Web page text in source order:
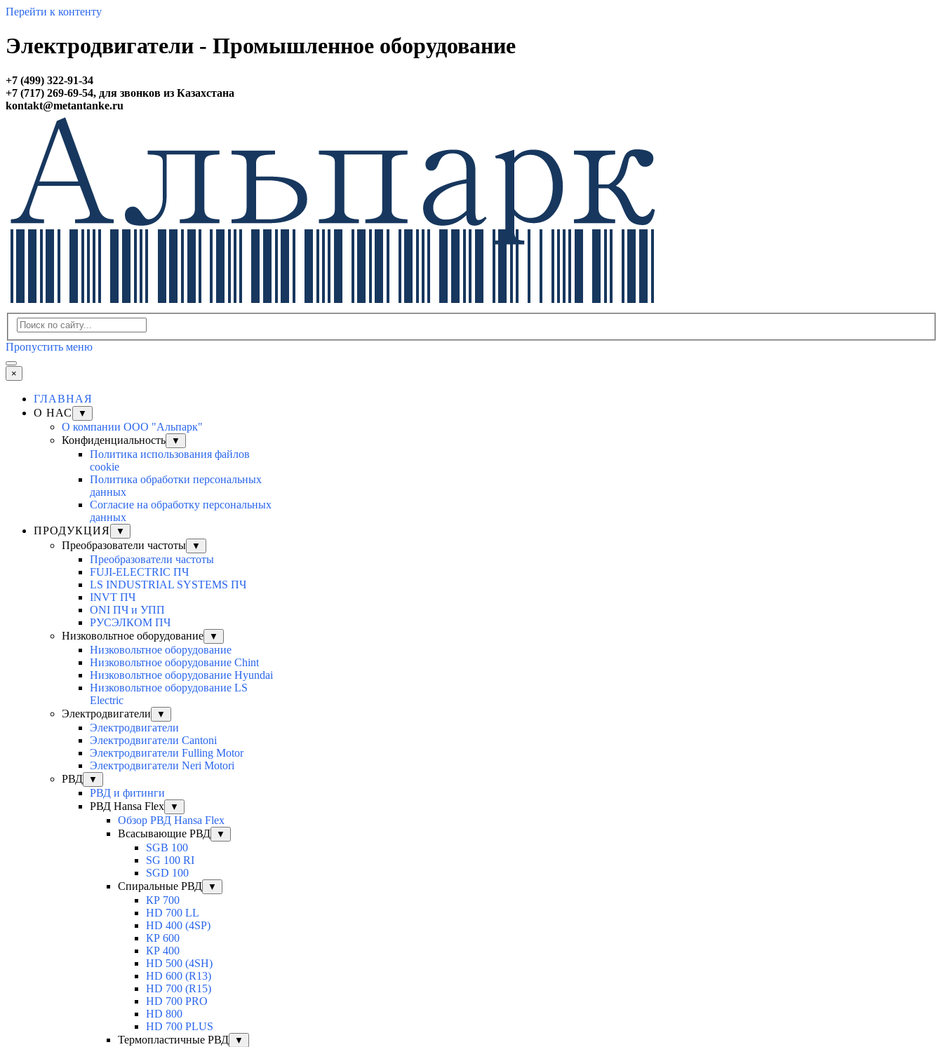
Перейти к контенту
Электродвигатели - Промышленное оборудование
+7 (499) 322-91-34
+7 (717) 269-69-54, для звонков из Казахстана
kontakt@metantanke.ru
Пропустить меню
×
ГЛАВНАЯ
О НАС
▼
О компании ООО "Альпарк"
Конфиденциальность
▼
Политика использования файлов
cookie
Политика обработки персональных
данных
Согласие на обработку персональных
данных
ПРОДУКЦИЯ
▼
Преобразователи частоты ▼
Преобразователи частоты
FUJI-ELECTRIC ПЧ
LS INDUSTRIAL SYSTEMS ПЧ
INVT ПЧ
ONI ПЧ и УПП
РУСЭЛКОМ ПЧ
Низковольтное оборудование
▼
Низковольтное оборудование
Низковольтное оборудование Chint
Низковольтное оборудование Hyundai
Низковольтное оборудование LS
Electric
Электродвигатели
▼
Электродвигатели
Электродвигатели Cantoni
Электродвигатели Fulling Motor
Электродвигатели Neri Motori
РВД
▼
РВД и фитинги
РВД Hansa Flex
▼
Обзор РВД Hansa Flex
Всасывающие РВД
▼
SGB 100
SG 100 RI
SGD 100
Спиральные РВД
▼
КР 700
HD 700 LL
HD 400 (4SP)
КР 600
КР 400
HD 500 (4SН)
HD 600 (R13)
HD 700 (R15)
HD 700 PRO
HD 800
HD 700 PLUS
Термопластичные РВД
▼